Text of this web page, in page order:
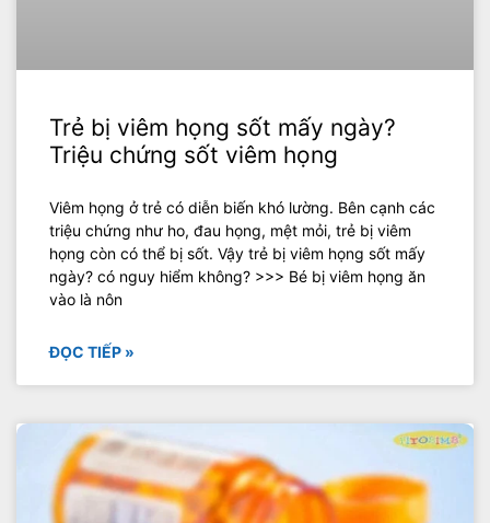
Trẻ bị viêm họng sốt mấy ngày?
Triệu chứng sốt viêm họng
Viêm họng ở trẻ có diễn biến khó lường. Bên cạnh các
triệu chứng như ho, đau họng, mệt mỏi, trẻ bị viêm
họng còn có thể bị sốt. Vậy trẻ bị viêm họng sốt mấy
ngày? có nguy hiểm không? >>> Bé bị viêm họng ăn
vào là nôn
ĐỌC TIẾP »